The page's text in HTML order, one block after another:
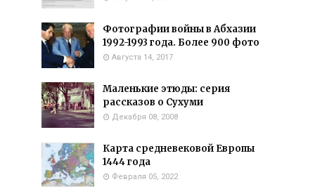
Фотографии войны в Абхазии
1992-1993 года. Более 900 фото
Августа 14, 2017
Маленькие этюды: серия
рассказов о Сухуми
Декабря 08, 2008
Карта средневековой Европы
1444 года
Февраля 05, 2022